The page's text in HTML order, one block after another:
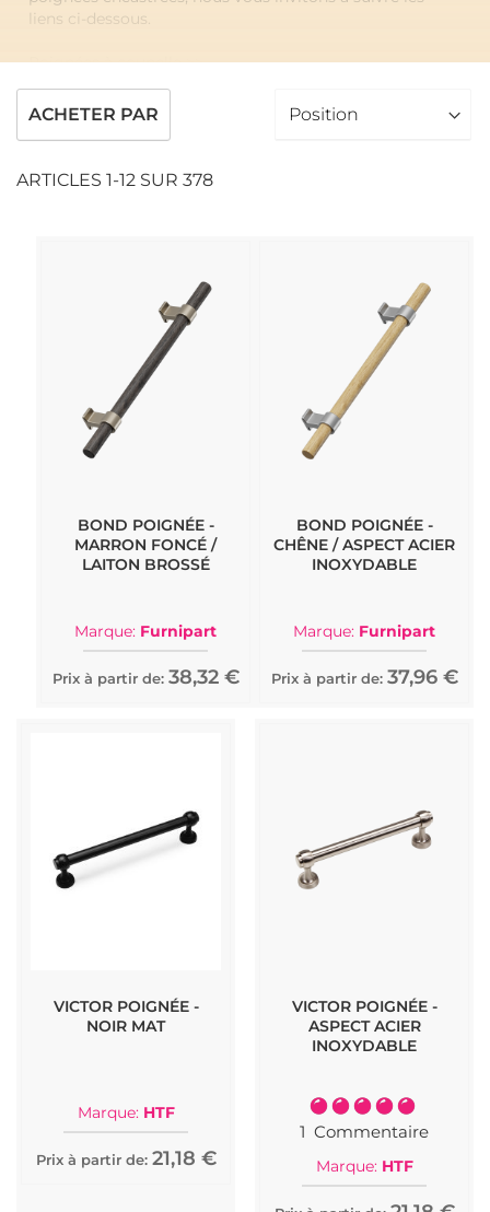
liens ci-dessous.
Poignées à coupelle >>
Poignées encastrées >>
ARTICLES 1-12 SUR 378
BOND POIGNÉE -
MARRON FONCÉ /
LAITON BROSSÉ
Marque: Furnipart
Prix à partir de: 38,32 €
BOND POIGNÉE -
CHÊNE / ASPECT ACIER
INOXYDABLE
Marque: Furnipart
Prix à partir de: 37,96 €
VICTOR POIGNÉE -
NOIR MAT
Marque: HTF
Prix à partir de: 21,18 €
VICTOR POIGNÉE -
ASPECT ACIER
INOXYDABLE
Notation:
100%
1 Commentaire
Marque: HTF
ACHETER PAR